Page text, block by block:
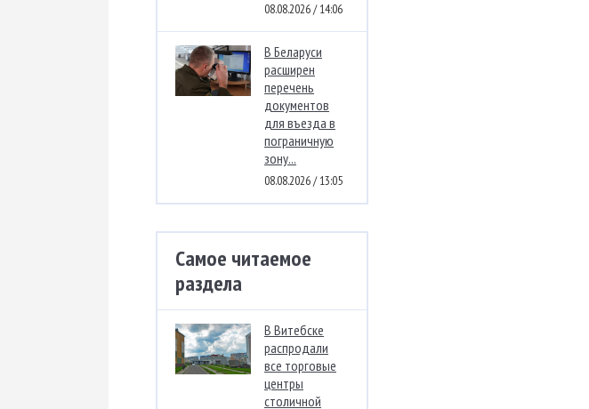
08.08.2026 / 14:06
В Беларуси
расширен
перечень
документов
для въезда в
пограничную
зону...
08.08.2026 / 13:05
Самое читаемое
раздела
В Витебске
распродали
все торговые
центры
столичной